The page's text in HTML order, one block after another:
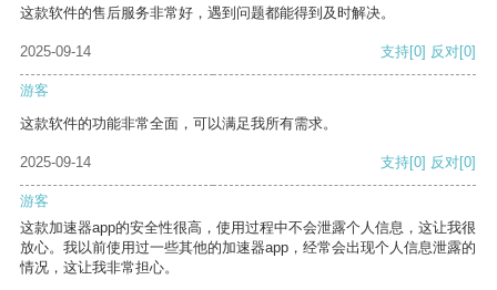
这款软件的售后服务非常好，遇到问题都能得到及时解决。
2025-09-14 支持[0] 反对[0]
游客
这款软件的功能非常全面，可以满足我所有需求。
2025-09-14 支持[0] 反对[0]
游客
这款加速器app的安全性很高，使用过程中不会泄露个人信息，这让我很
放心。我以前使用过一些其他的加速器app，经常会出现个人信息泄露的
情况，这让我非常担心。